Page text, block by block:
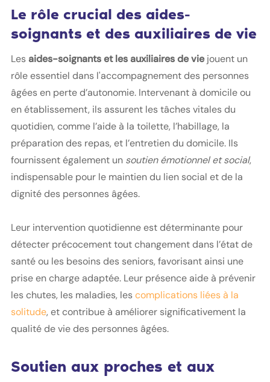
Le rôle crucial des aides-
soignants et des auxiliaires de vie
Lesaides-soignants et les auxiliaires de viejouent un
rôle essentiel dans l'accompagnement des personnes
âgées en perte d’autonomie. Intervenant à domicile ou
en établissement, ils assurent les tâches vitales du
quotidien, comme l’aide à la toilette, l’habillage, la
préparation des repas, et l’entretien du domicile. Ils
fournissent également un soutien émotionnel et social,
indispensable pour le maintien du lien social et de la
dignité des personnes âgées.
Leur intervention quotidienne est déterminante pour
détecter précocement tout changement dans l’état de
santé ou les besoins des seniors, favorisant ainsi une
prise en charge adaptée. Leur présence aide à prévenir
les chutes, les maladies, lescomplications liées à la
solitude, et contribue à améliorer significativement la
qualité de vie des personnes âgées.
Soutien aux proches et aux